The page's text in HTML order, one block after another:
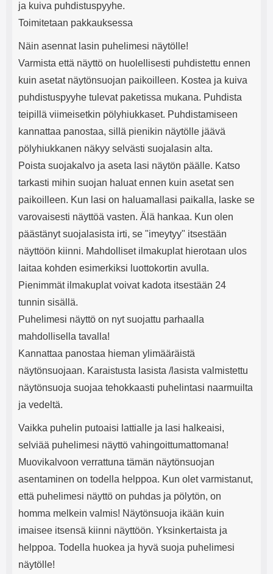
ja kuiva puhdistuspyyhe.
Toimitetaan pakkauksessa
Näin asennat lasin puhelimesi näytölle!
Varmista että näyttö on huolellisesti puhdistettu ennen
kuin asetat näytönsuojan paikoilleen. Kostea ja kuiva
puhdistuspyyhe tulevat paketissa mukana. Puhdista
teipillä viimeisetkin pölyhiukkaset. Puhdistamiseen
kannattaa panostaa, sillä pienikin näytölle jäävä
pölyhiukkanen näkyy selvästi suojalasin alta.
Poista suojakalvo ja aseta lasi näytön päälle. Katso
tarkasti mihin suojan haluat ennen kuin asetat sen
paikoilleen. Kun lasi on haluamallasi paikalla, laske se
varovaisesti näyttöä vasten. Älä hankaa. Kun olen
päästänyt suojalasista irti, se "imeytyy" itsestään
näyttöön kiinni. Mahdolliset ilmakuplat hierotaan ulos
laitaa kohden esimerkiksi luottokortin avulla.
Pienimmät ilmakuplat voivat kadota itsestään 24
tunnin sisällä.
Puhelimesi näyttö on nyt suojattu parhaalla
mahdollisella tavalla!
Kannattaa panostaa hieman ylimääräistä
näytönsuojaan. Karaistusta lasista /lasista valmistettu
näytönsuoja suojaa tehokkaasti puhelintasi naarmuilta
ja vedeltä.
Vaikka puhelin putoaisi lattialle ja lasi halkeaisi,
selviää puhelimesi näyttö vahingoittumattomana!
Muovikalvoon verrattuna tämän näytönsuojan
asentaminen on todella helppoa. Kun olet varmistanut,
että puhelimesi näyttö on puhdas ja pölytön, on
homma melkein valmis! Näytönsuoja ikään kuin
imaisee itsensä kiinni näyttöön. Yksinkertaista ja
helppoa. Todella huokea ja hyvä suoja puhelimesi
näytölle!